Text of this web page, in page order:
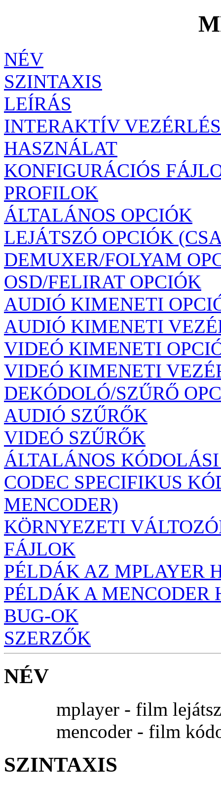
NÉV
SZINTAXIS
LEÍRÁS
INTERAKTÍV VEZÉRLÉS
HASZNÁLAT
KONFIGURÁCIÓS
PROFILOK
ÁLTALÁNOS OPCIÓK
LEJÁTSZÓ OPCIÓK
DEMUXER/FOLYAM
OSD/FELIRAT OPCIÓK
AUDIÓ KIMENETI
AUDIÓ KIMENETI
VIDEÓ KIMENETI
VIDEÓ KIMENETI
DEKÓDOLÓ/SZŰRŐ
AUDIÓ SZŰRŐK
VIDEÓ SZŰRŐK
ÁLTALÁNOS
CODEC SPECIFIKUS
MENCODER)
KÖRNYEZETI
FÁJLOK
PÉLDÁK AZ MPLAYER
PÉLDÁK A MENCODER
BUG-OK
SZERZŐK
NÉV
mplayer - film
mencoder - film
SZINTAXIS